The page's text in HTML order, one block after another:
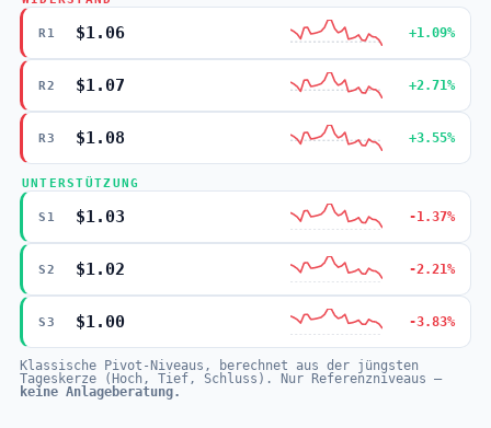
R1 $1.06 +1.09%
R2 $1.07 +2.71%
R3 $1.08 +3.55%
UNTERSTÜTZUNG
S1 $1.03 -1.37%
S2 $1.02 -2.21%
S3 $1.00 -3.83%
Klassische Pivot-Niveaus, berechnet aus der jüngsten
Tageskerze (Hoch, Tief, Schluss). Nur Referenzniveaus —
keine Anlageberatung.